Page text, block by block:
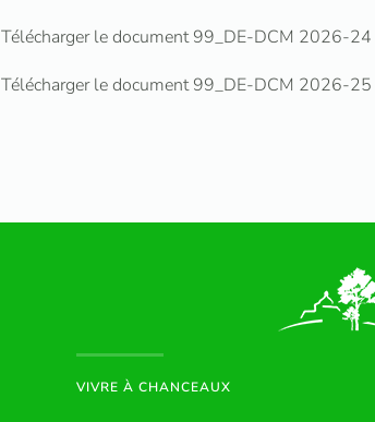
Télécharger le document 99_DE-DCM 2026-24
Télécharger le document 99_DE-DCM 2026-25
VIVRE À CHANCEAUX